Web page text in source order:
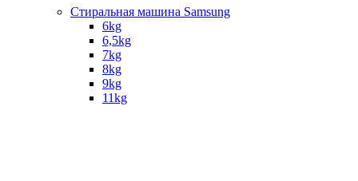
Стиральная машина Samsung
6kg
6,5kg
7kg
8kg
9kg
11kg